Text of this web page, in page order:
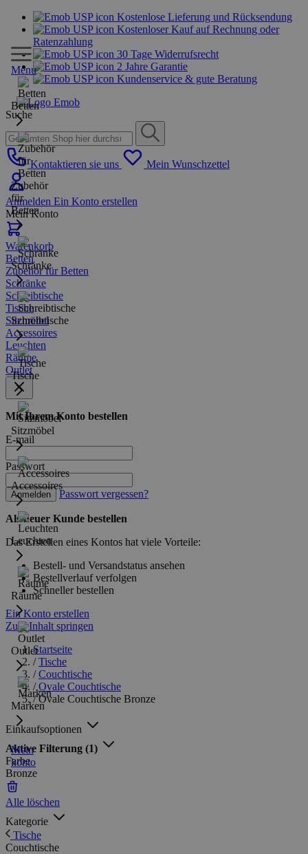
Kostenlose Lieferung und Rücksendung
Kostenloser Kauf auf Rechnung oder
Ratenzahlung
30 Tage Widerrufsrecht
2 Jahre Garantie
Kundenservice & gute Beratung
Suche
Kontaktieren sie uns Mein Wunschzettel
Anmelden Ein Konto erstellen
Mein Konto
Warenkorb
Menu
Betten
Zubehör
für
Betten
Schränke
Schreibtische
Tische
Sitzmöbel
Accessoires
Leuchten
Räume
Outlet
Marken
Mein
konto
Betten
Zubehör für Betten
Schränke
Schreibtische
Tische
Sitzmöbel
Accessoires
Leuchten
Räume
Outlet
Mit Ihrem Konto bestellen
E-mail
Passwort
Anmelden Passwort vergessen?
Als neuer Kunde bestellen
Das Erstellen eines Kontos hat viele Vorteile:
Bestell- und Versandstatus ansehen
Bestellverlauf verfolgen
Schneller bestellen
Ein Konto erstellen
Zum Inhalt springen
Startseite
/ Tische
/ Couchtische
/ Ovale Couchtische
/ Ovale Couchtische Bronze
Einkaufsoptionen
Aktive Filterung (1)
Farbe
Bronze
Alle löschen
Kategorie
Tische
Couchtische